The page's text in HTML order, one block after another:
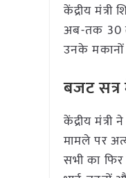
केंद्रीय मंत्री
अब-तक 30
उनके मकानों
बजट
केंद्रीय
मामले पर
सभी का फिर